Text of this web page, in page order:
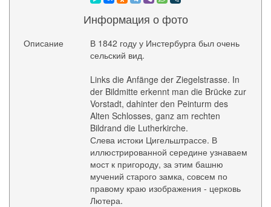
Информация о фото
Описание
В 1842 году у Инстербурга был очень
сельский вид.
Links die Anfänge der Ziegelstrasse. In
der Bildmitte erkennt man die Brücke zur
Vorstadt, dahinter den Peinturm des
Alten Schlosses, ganz am rechten
Bildrand die Lutherkirche.
Слева истоки Цигельштрассе. В
иллюстрированной середине узнаваем
мост к пригороду, за этим башню
мучений старого замка, совсем по
правому краю изображения - церковь
Лютера.